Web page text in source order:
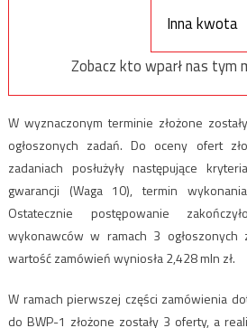
Inna kwota
Zobacz kto wparł nas tym
W wyznaczonym terminie złożone
ogłoszonych zadań. Do oceny ofert
zadaniach posłużyły następujące
gwarancji (Waga 10), termin
Ostatecznie postępowanie
wykonawców w ramach 3 ogłoszonych
wartość zamówień wyniosła 2,428 mln zł.
W ramach pierwszej części zamówienia
do BWP-1 złożone zostały 3 oferty, a